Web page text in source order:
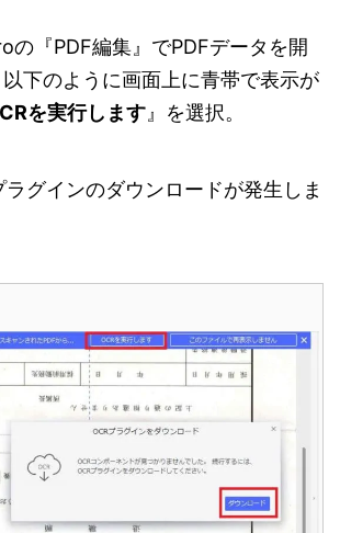
の『PDF編集』でPDFデータを開
下のように画面上に青帯で表示が
を実行します 』を選択。
グインのダウンロードが発生しま